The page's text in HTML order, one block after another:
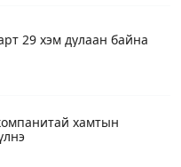
29 хэм дулаан байна
хамтын